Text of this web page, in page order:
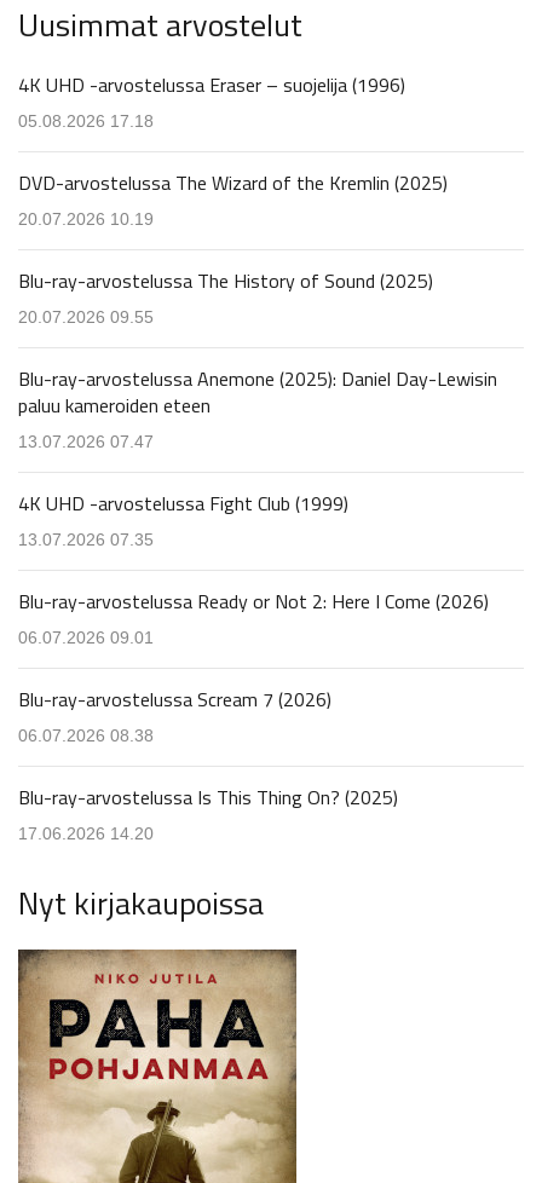
Uusimmat arvostelut
4K UHD -arvostelussa Eraser – suojelija (1996)
05.08.2026 17.18
DVD-arvostelussa The Wizard of the Kremlin (2025)
20.07.2026 10.19
Blu-ray-arvostelussa The History of Sound (2025)
20.07.2026 09.55
Blu-ray-arvostelussa Anemone (2025): Daniel Day-Lewisin
paluu kameroiden eteen
13.07.2026 07.47
4K UHD -arvostelussa Fight Club (1999)
13.07.2026 07.35
Blu-ray-arvostelussa Ready or Not 2: Here I Come (2026)
06.07.2026 09.01
Blu-ray-arvostelussa Scream 7 (2026)
06.07.2026 08.38
Blu-ray-arvostelussa Is This Thing On? (2025)
17.06.2026 14.20
Nyt kirjakaupoissa